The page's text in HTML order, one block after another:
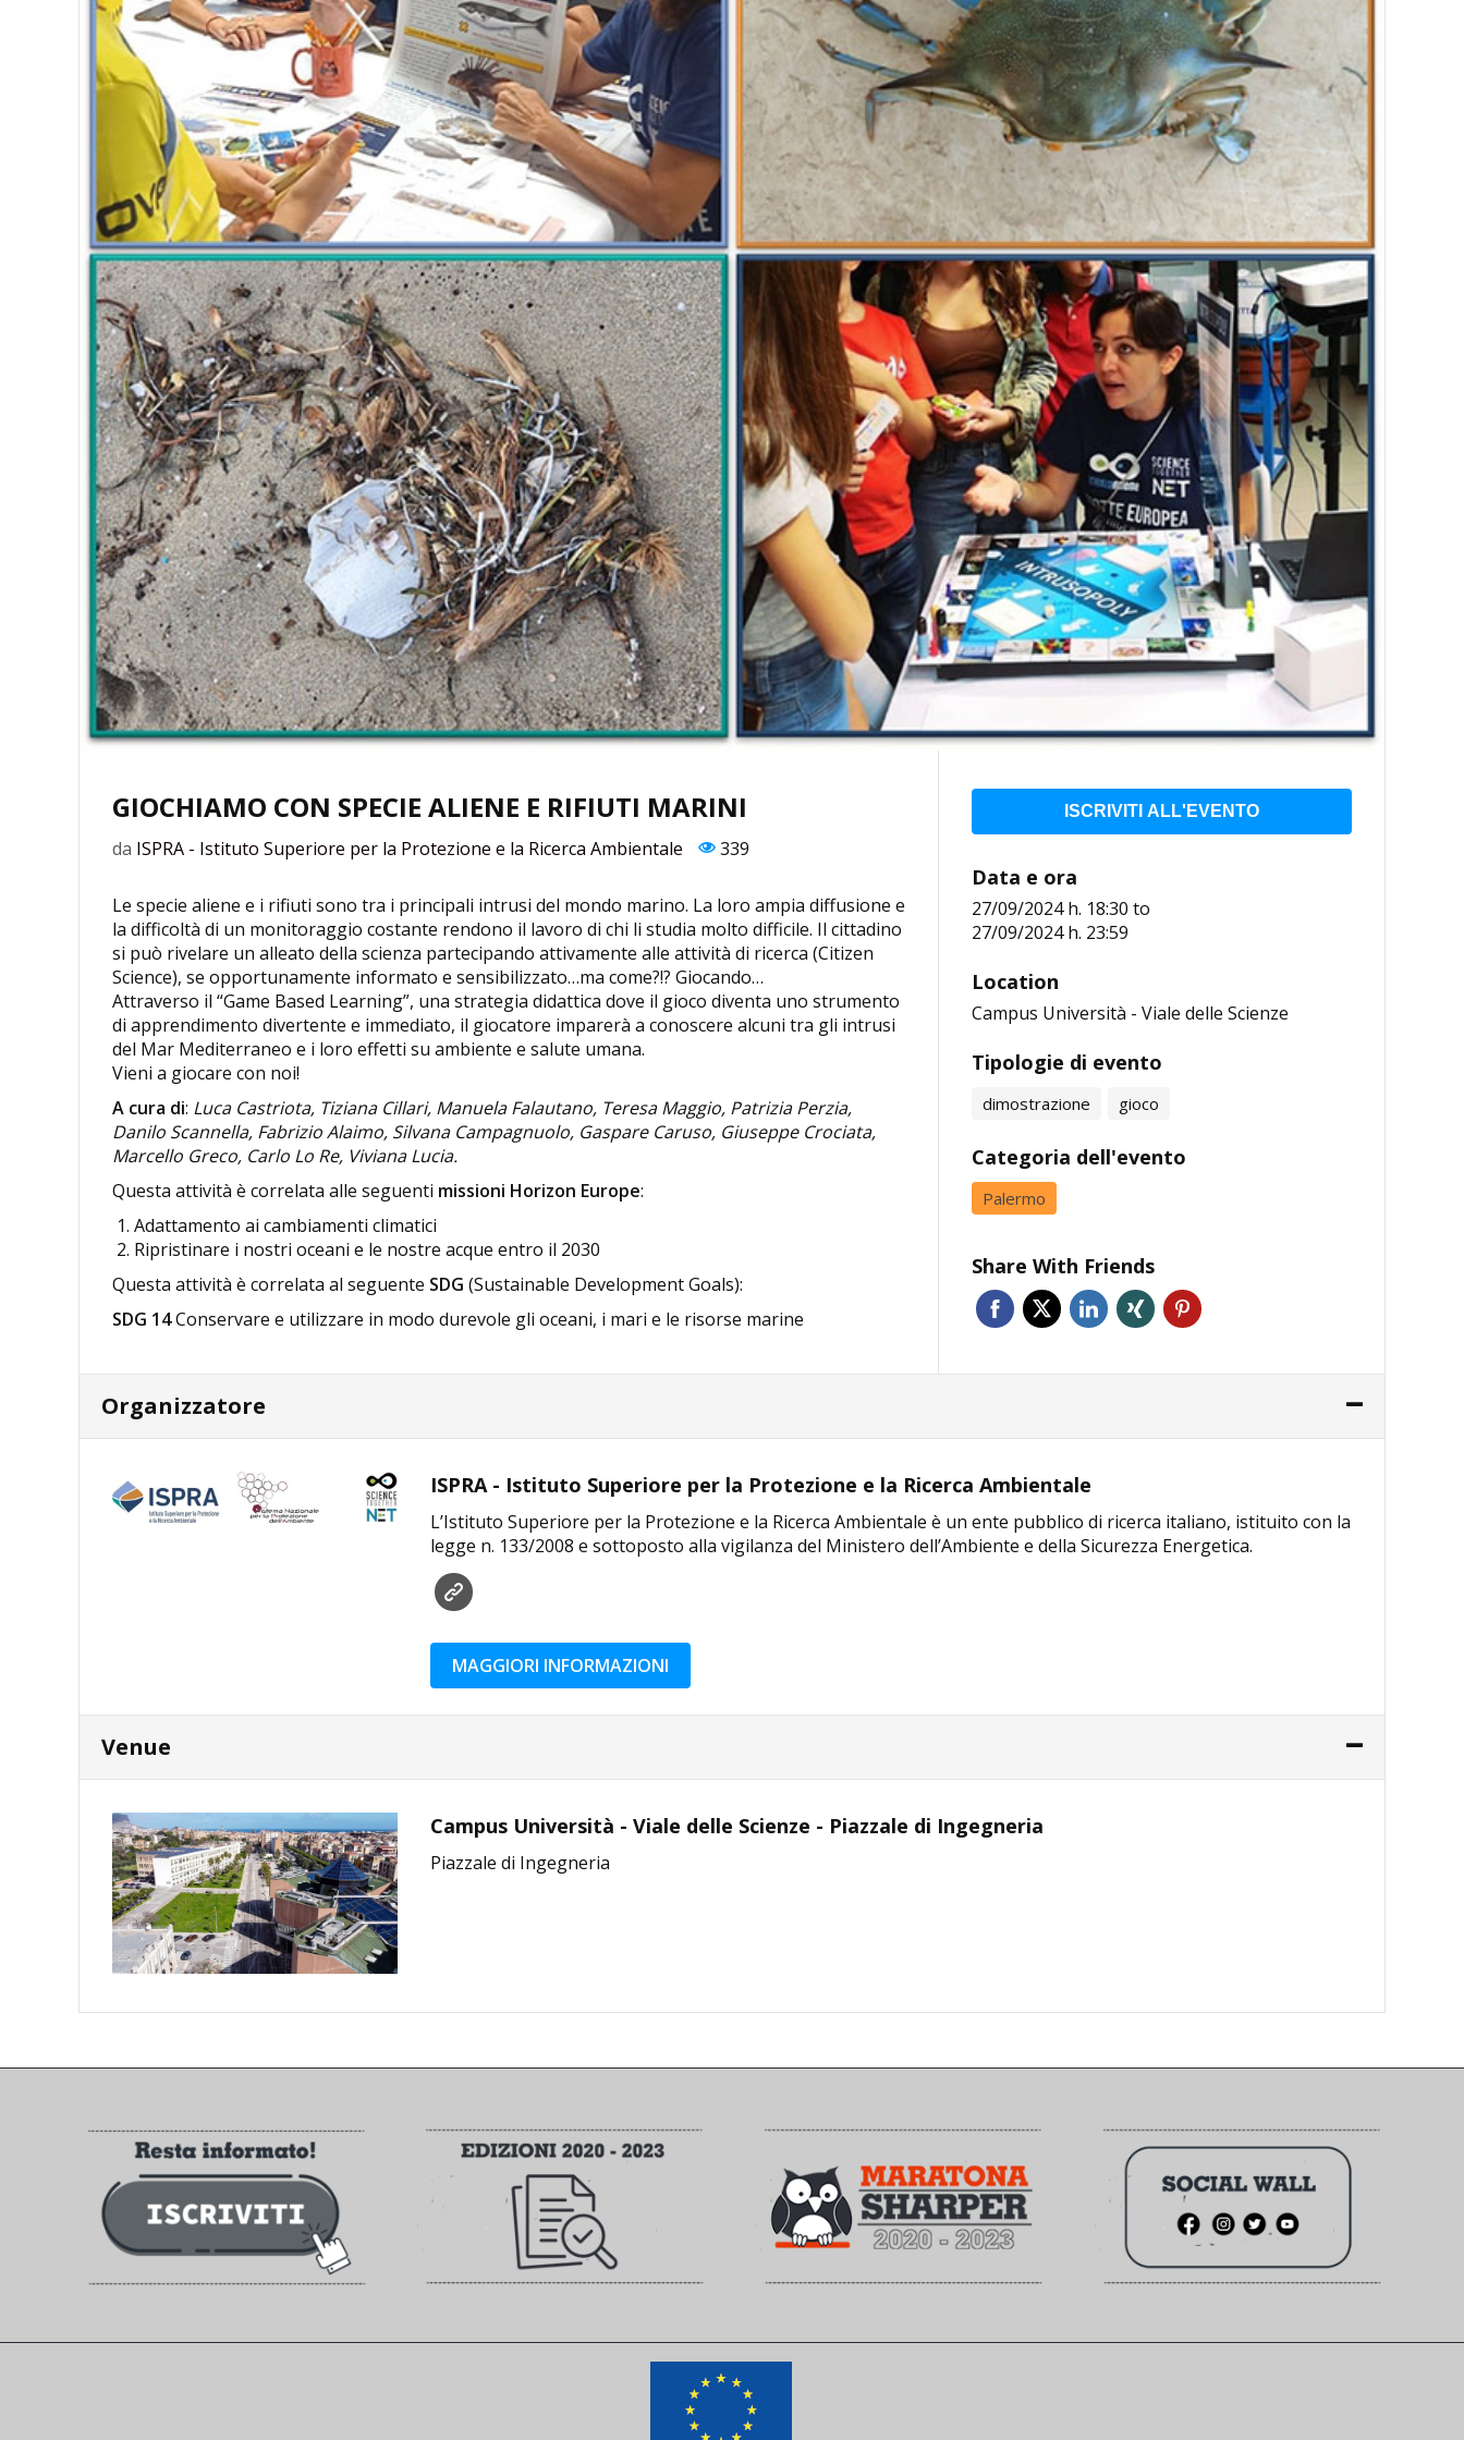
GIOCHIAMO CON SPECIE ALIENE E RIFIUTI MARINI
da ISPRA - Istituto Superiore per la Protezione e la Ricerca Ambientale 339
Le specie aliene e i rifiuti sono tra i principali intrusi del mondo marino. La loro ampia diffusione e
la difficoltà di un monitoraggio costante rendono il lavoro di chi li studia molto difficile. Il cittadino
si può rivelare un alleato della scienza partecipando attivamente alle attività di ricerca (Citizen
Science), se opportunamente informato e sensibilizzato…ma come?!? Giocando…
Attraverso il “Game Based Learning”, una strategia didattica dove il gioco diventa uno strumento
di apprendimento divertente e immediato, il giocatore imparerà a conoscere alcuni tra gli intrusi
del Mar Mediterraneo e i loro effetti su ambiente e salute umana.
Vieni a giocare con noi!
A cura di: Luca Castriota, Tiziana Cillari, Manuela Falautano, Teresa Maggio, Patrizia Perzia,
Danilo Scannella, Fabrizio Alaimo, Silvana Campagnuolo, Gaspare Caruso, Giuseppe Crociata,
Marcello Greco, Carlo Lo Re, Viviana Lucia.
Questa attività è correlata alle seguenti missioni Horizon Europe:
Adattamento ai cambiamenti climatici
Ripristinare i nostri oceani e le nostre acque entro il 2030
Questa attività è correlata al seguente SDG (Sustainable Development Goals):
SDG 14Conservare e utilizzare in modo durevole gli oceani, i mari e le risorse marine
ISCRIVITI ALL'EVENTO
Data e ora
27/09/2024 h. 18:30 to
27/09/2024 h. 23:59
Location
Campus Università - Viale delle Scienze
Tipologie di evento
dimostrazione gioco
Categoria dell'evento
Palermo
Share With Friends
Organizzatore
ISPRA - Istituto Superiore per la Protezione e la Ricerca Ambientale
L’Istituto Superiore per la Protezione e la Ricerca Ambientale è un ente pubblico di ricerca italiano, istituito con la
legge n. 133/2008 e sottoposto alla vigilanza del Ministero dell’Ambiente e della Sicurezza Energetica.
MAGGIORI INFORMAZIONI
Venue
Campus Università - Viale delle Scienze - Piazzale di Ingegneria
Piazzale di Ingegneria